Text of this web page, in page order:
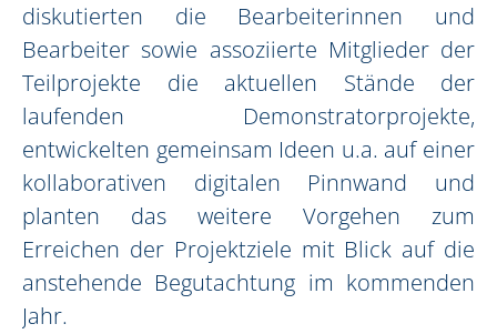
diskutierten die Bearbeiterinnen und
Bearbeiter sowie assoziierte Mitglieder der
Teilprojekte die aktuellen Stände der
laufenden Demonstratorprojekte,
entwickelten gemeinsam Ideen u.a. auf einer
kollaborativen digitalen Pinnwand und
planten das weitere Vorgehen zum
Erreichen der Projektziele mit Blick auf die
anstehende Begutachtung im kommenden
Jahr.